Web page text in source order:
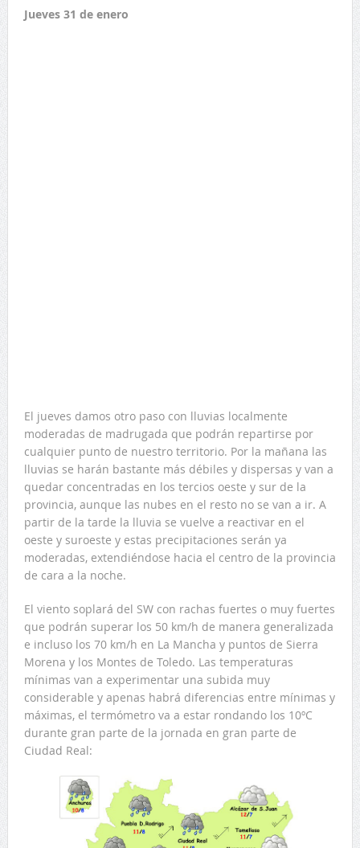
Jueves 31 de enero
El jueves damos otro paso con lluvias localmente
moderadas de madrugada que podrán repartirse por
cualquier punto de nuestro territorio. Por la mañana las
lluvias se harán bastante más débiles y dispersas y van a
quedar concentradas en los tercios oeste y sur de la
provincia, aunque las nubes en el resto no se van a ir. A
partir de la tarde la lluvia se vuelve a reactivar en el
oeste y suroeste y estas precipitaciones serán ya
moderadas, extendiéndose hacia el centro de la provincia
de cara a la noche.
El viento soplará del SW con rachas fuertes o muy fuertes
que podrán superar los 50 km/h de manera generalizada
e incluso los 70 km/h en La Mancha y puntos de Sierra
Morena y los Montes de Toledo. Las temperaturas
mínimas van a experimentar una subida muy
considerable y apenas habrá diferencias entre mínimas y
máximas, el termómetro va a estar rondando los 10ºC
durante gran parte de la jornada en gran parte de
Ciudad Real: